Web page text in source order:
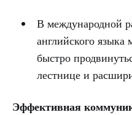
В международной
английского
быстро
лестнице и
Эффективная